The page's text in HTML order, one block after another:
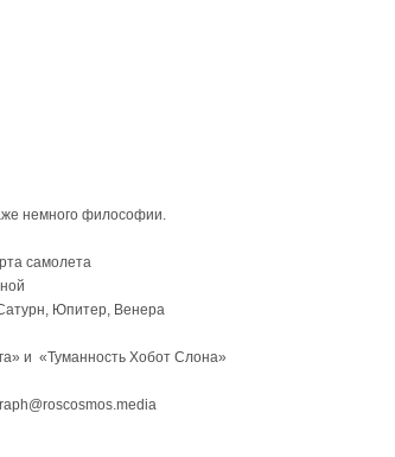
немного философии.
самолета
Юпитер, Венера
и «Туманность Хобот Слона»